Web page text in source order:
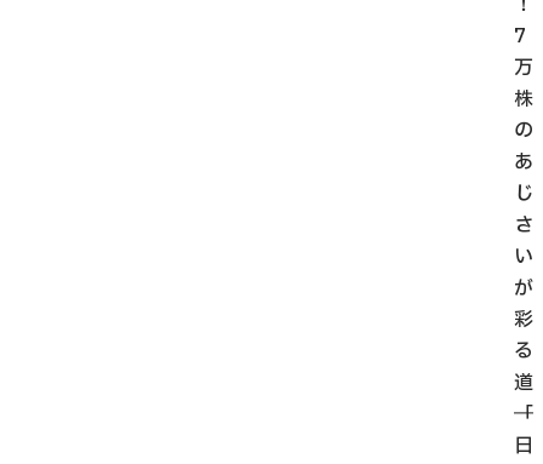
7
万
株
の
あ
じ
さ
い
が
彩
る
道
──「
日